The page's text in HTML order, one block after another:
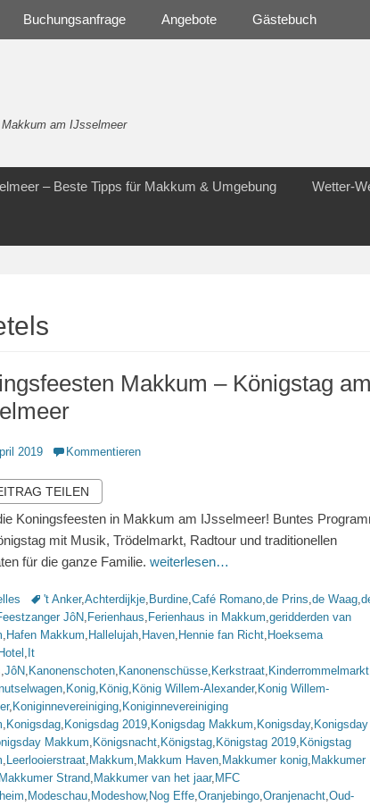
Buchungsanfrage Angebote Gästebuch
am IJsselmeer
– Beste Tipps für Makkum & Umgebung Wetter-
Makkum – Königstag am
2019 Kommentieren
TEILEN
Koningsfeesten in Makkum am IJsselmeer! Buntes
mit Musik, Trödelmarkt, Radtour und traditionellen
für die ganze Familie. weiterlesen…
Schlagworte
't Anker,Achterdijkje, Burdine,Café Romano,de Prins,de Waag,
JôN, Ferienhaus, Ferienhaus in Makkum,geridderden van
, Hafen Makkum, Hallelujah, Haven, Hennie fan Richt, Hoeksema
Hotel , It
,JôN, Kanonenschoten, Kanonenschüsse, Kerkstraat, Kinderrommelmarkt
, Konig, König, König Willem-Alexander, Konig Willem-
, Koniginnevereiniging, Koniginnevereiniging
, Konigsdag, Konigsdag 2019, Konigsdag Makkum, Konigsday, Konigsday
Makkum, Königsnacht, Königstag, Königstag 2019, Königstag
, Leerlooierstraat, Makkum, Makkum Haven, Makkumer konig, Makkumer
Makkumer Strand, Makkumer van het jaar, MFC
, Modeschau, Modeshow, Nog Effe,Oranjebingo,Oranjenacht,Oud-